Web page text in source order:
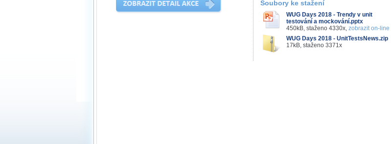
Soubory ke stažení
WUG Days 2018 - Trendy v unit
testování a mockování.pptx
450kB, staženo 4330x, zobrazit on-line
WUG Days 2018 - UnitTestsNews.zip
17kB, staženo 3371x